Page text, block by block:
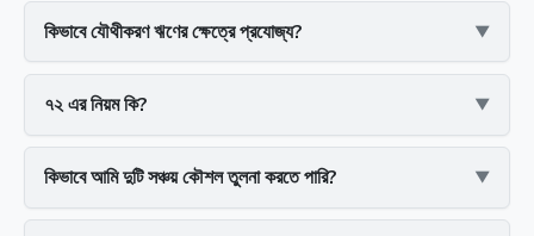
কিভাবে যৌথীকরণ ঋণের ক্ষেত্রে প্রযোজ্য?
৭২ এর নিয়ম কি?
কিভাবে আমি দুটি সঞ্চয় কৌশল তুলনা করতে পারি?